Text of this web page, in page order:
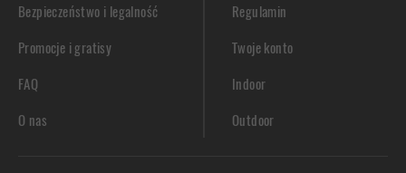
Bezpieczeństwo i legalność
Promocje i gratisy
FAQ
O nas
Regulamin
Twoje konto
Indoor
Outdoor